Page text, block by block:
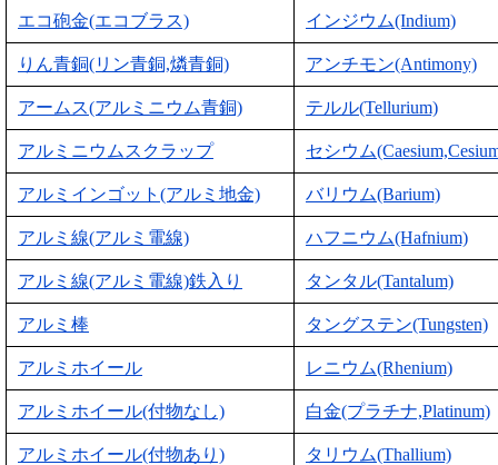
エコ砲金(エコブラス) インジウム(Indium)
りん青銅(リン青銅,燐青銅) アンチモン(Antimony)
アームス(アルミニウム青銅) テルル(Tellurium)
アルミニウムスクラップ セシウム
アルミインゴット(アルミ地金) バリウム(Barium)
アルミ線(アルミ電線) ハフニウム(Hafnium)
アルミ線(アルミ電線)鉄入り タンタル(Tantalum)
アルミ棒 タングステン(Tungsten)
アルミホイール レニウム(Rhenium)
アルミホイール(付物なし) 白金(プラチナ,Platinum)
アルミホイール(付物あり) タリウム(Thallium)